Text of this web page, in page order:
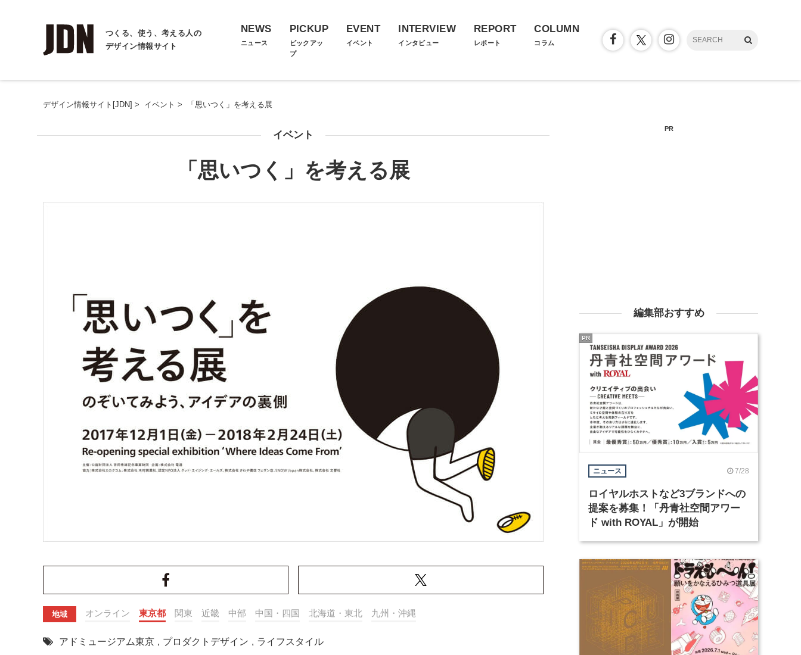
つくる、使う、考える人の
デザイン情報サイト
NEWS
ニュース
PICKUP
ピックアッ
プ
EVENT
イベント
INTERVIEW
インタビュー
REPORT
レポート
COLUMN
コラム
デザイン情報サイト[JDN] > イベント > 「思いつく」を考える展
イベント
「思いつく」を考える展
地域 オンライン 東京都 関東 近畿 中部 中国・四国 北海道・東北 九州・沖縄
アドミュージアム東京 , プロダクトデザイン , ライフスタイル
PR
編集部おすすめ
ニュース 7/28
ロイヤルホストなど3ブランドへの
提案を募集！「丹青社空間アワー
ド with ROYAL」が開始
PR